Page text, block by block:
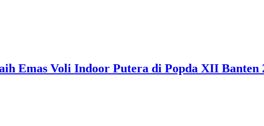
Emas Voli Indoor Putera di Popda XII Banten